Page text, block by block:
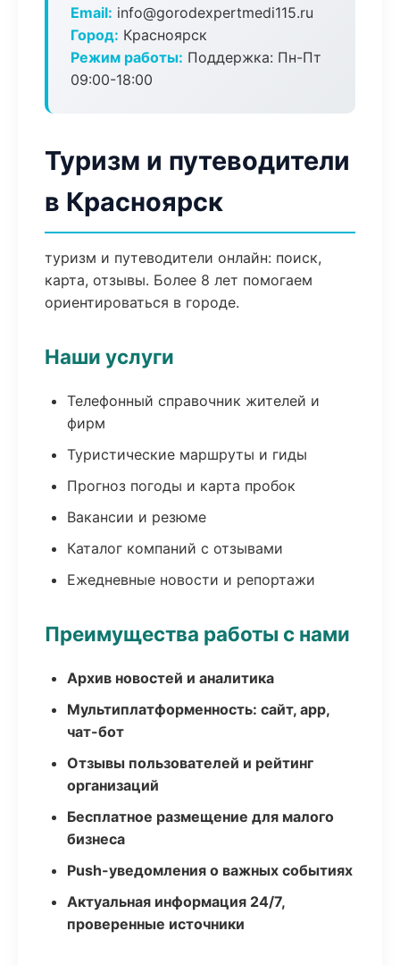
Email: info@gorodexpertmedi115.ru
Город: Красноярск
Режим работы: Поддержка: Пн-Пт
09:00-18:00
Туризм и путеводители
в Красноярск
туризм и путеводители онлайн: поиск,
карта, отзывы. Более 8 лет помогаем
ориентироваться в городе.
Наши услуги
Телефонный справочник жителей и
фирм
Туристические маршруты и гиды
Прогноз погоды и карта пробок
Вакансии и резюме
Каталог компаний с отзывами
Ежедневные новости и репортажи
Преимущества работы с нами
Архив новостей и аналитика
Мультиплатформенность: сайт, app,
чат-бот
Отзывы пользователей и рейтинг
организаций
Бесплатное размещение для малого
бизнеса
Push-уведомления о важных событиях
Актуальная информация 24/7,
проверенные источники